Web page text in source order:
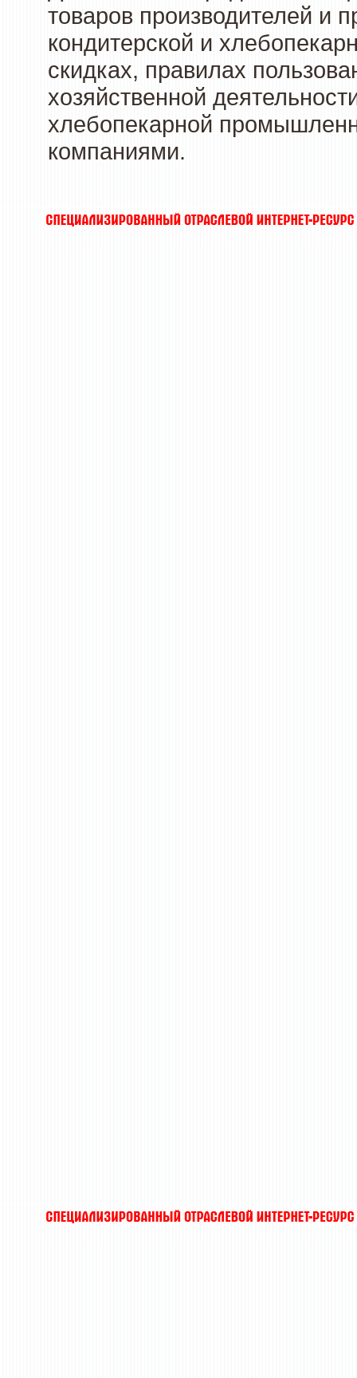
товаров производителей и
кондитерской и
скидках, правилах
хозяйственной
хлебопекарной
компаниями.